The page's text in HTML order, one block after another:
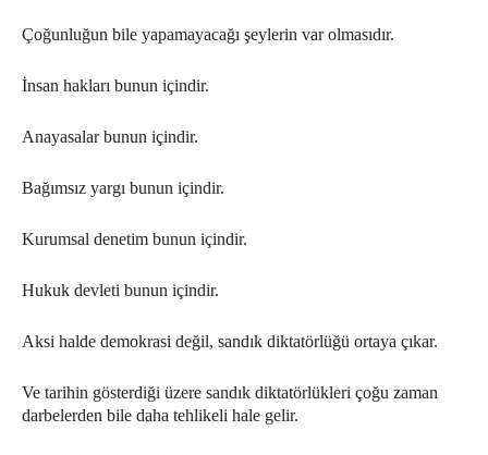
Çoğunluğun bile yapamayacağı şeylerin var olmasıdır.
İnsan hakları bunun içindir.
Anayasalar bunun içindir.
Bağımsız yargı bunun içindir.
Kurumsal denetim bunun içindir.
Hukuk devleti bunun içindir.
Aksi halde demokrasi değil, sandık diktatörlüğü ortaya çıkar.
Ve tarihin gösterdiği üzere sandık diktatörlükleri çoğu zaman
darbelerden bile daha tehlikeli hale gelir.